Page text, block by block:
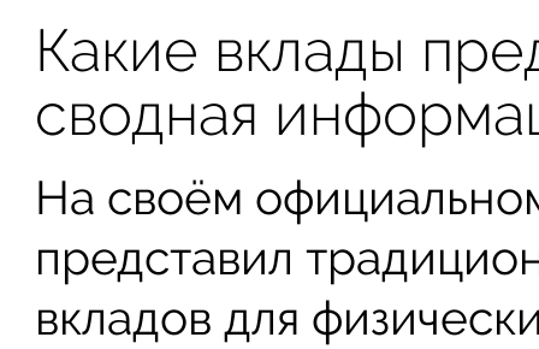
Какие вклады
сводная
На своём
представил
вкладов для